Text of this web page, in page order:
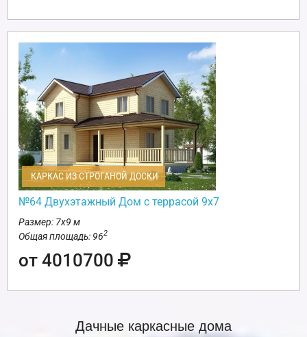
КАРКАС ИЗ СТРОГАНОЙ ДОСКИ
№64 Двухэтажный Дом с террасой 9х7
Размер: 7х9 м
Общая площадь: 962
от 4010700
Дачные каркасные дома